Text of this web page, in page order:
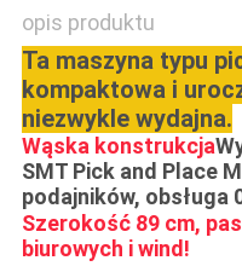
opis produktu
Ta maszyna typu
kompaktowa i
niezwykle wydajna.
Wąska konstrukcja
SMT Pick and Place
podajników, obsługa
Szerokość 89 cm,
biurowych i wind!